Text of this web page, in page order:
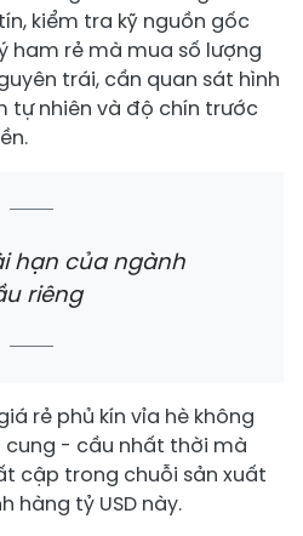
kiểm tra kỹ nguồn gốc
ham rẻ mà mua số lượng
trái, cần quan sát hình
tự nhiên và độ chín trước
hạn của ngành
riêng
rẻ phủ kín vỉa hè không
cung - cầu nhất thời mà
cập trong chuỗi sản xuất
hàng tỷ USD này.